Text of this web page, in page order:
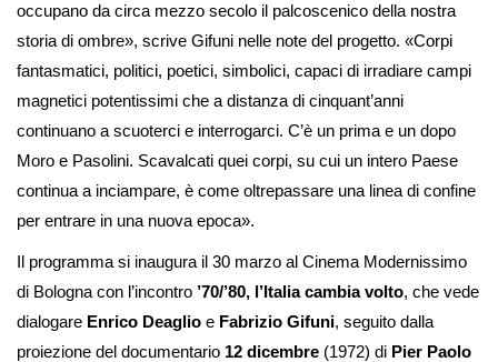
occupano da circa mezzo secolo il palcoscenico della nostra
storia di ombre», scrive Gifuni nelle note del progetto. «Corpi
fantasmatici, politici, poetici, simbolici, capaci di irradiare campi
magnetici potentissimi che a distanza di cinquant’anni
continuano a scuoterci e interrogarci. C’è un prima e un dopo
Moro e Pasolini. Scavalcati quei corpi, su cui un intero Paese
continua a inciampare, è come oltrepassare una linea di confine
per entrare in una nuova epoca».
Il programma si inaugura il 30 marzo al Cinema Modernissimo
di Bologna con l’incontro ’70/’80, l’Italia cambia volto, che vede
dialogare Enrico Deaglio e Fabrizio Gifuni, seguito dalla
proiezione del documentario 12 dicembre (1972) di Pier Paolo